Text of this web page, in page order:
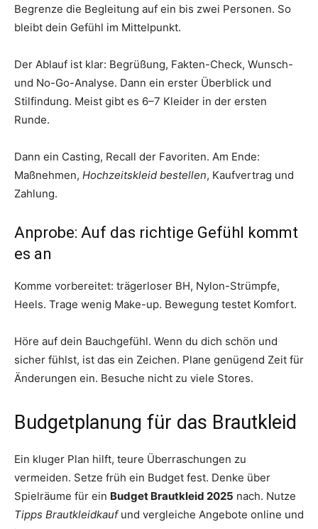
Begrenze die Begleitung auf ein bis zwei Personen. So
bleibt dein Gefühl im Mittelpunkt.
Der Ablauf ist klar: Begrüßung, Fakten-Check, Wunsch-
und No-Go-Analyse. Dann ein erster Überblick und
Stilfindung. Meist gibt es 6–7 Kleider in der ersten
Runde.
Dann ein Casting, Recall der Favoriten. Am Ende:
Maßnehmen, Hochzeitskleid bestellen, Kaufvertrag und
Zahlung.
Anprobe: Auf das richtige Gefühl kommt
es an
Komme vorbereitet: trägerloser BH, Nylon-Strümpfe,
Heels. Trage wenig Make-up. Bewegung testet Komfort.
Höre auf dein Bauchgefühl. Wenn du dich schön und
sicher fühlst, ist das ein Zeichen. Plane genügend Zeit für
Änderungen ein. Besuche nicht zu viele Stores.
Budgetplanung für das Brautkleid
Ein kluger Plan hilft, teure Überraschungen zu
vermeiden. Setze früh ein Budget fest. Denke über
Spielräume für ein Budget Brautkleid 2025 nach. Nutze
Tipps Brautkleidkaufund vergleiche Angebote online und